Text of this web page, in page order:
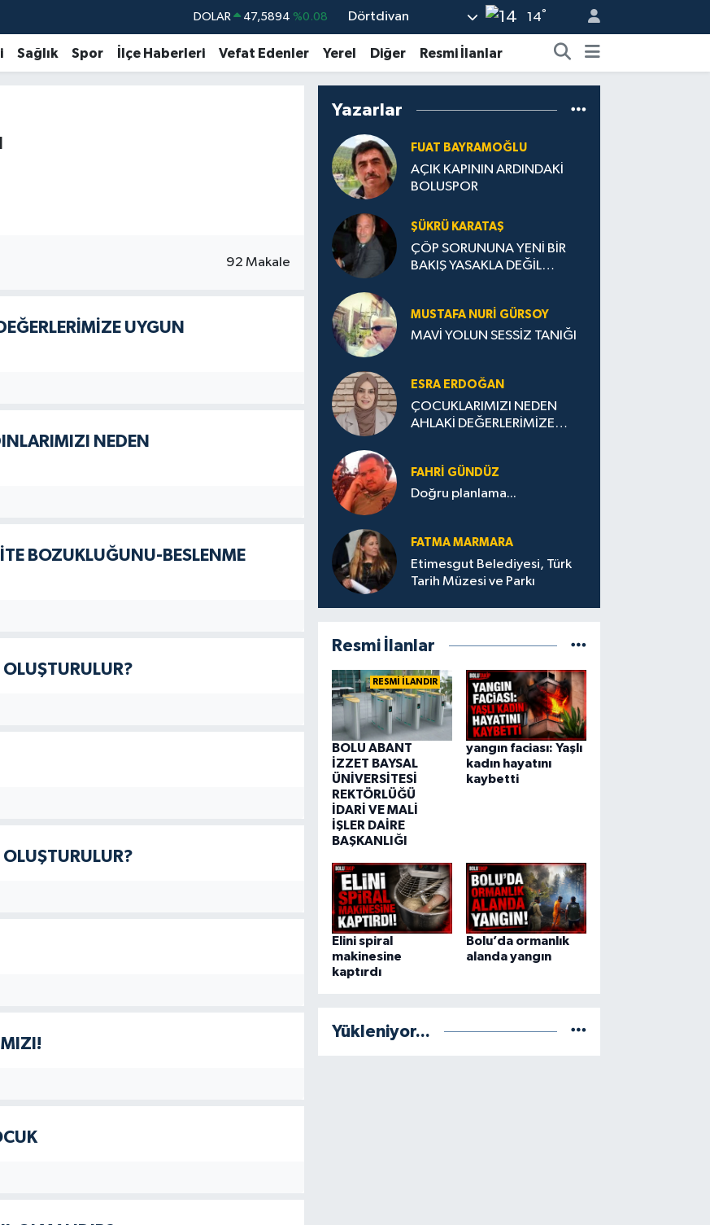
DOLAR 47,5894 %0.08
EURO 55,0398 %-0.02
STERLİN 64,1581 %0.16
Dörtdivan 14°
Sağlık Spor İlçe Haberleri Vefat Edenler Yerel Diğer Resmi İlanlar
92 Makale
UYGUN
NEDEN
BOZUKLUĞUNU-BESLENME
Yazarlar
FUAT BAYRAMOĞLU
AÇIK KAPININ ARDINDAKİ
BOLUSPOR
ŞÜKRÜ KARATAŞ
ÇÖP SORUNUNA YENİ BİR
BAKIŞ YASAKLA DEĞİL
MUSTAFA NURI GÜRSOY
MAVİ YOLUN SESSİZ TANIĞI
ESRA ERDOĞAN
ÇOCUKLARIMIZI NEDEN
AHLAKİ DEĞERLERİMİZE
FAHRI GÜNDÜZ
Doğru planlama...
FATMA MARMARA
Etimesgut Belediyesi, Türk
Tarih Müzesi ve Parkı
Resmi İlanlar
RESMİ İLANDIR
BOLU ABANT
İZZET BAYSAL
ÜNİVERSİTESİ
REKTÖRLÜĞÜ
İDARİ VE MALİ
İŞLER DAİRE
BAŞKANLIĞI
yangın faciası: Yaşlı
kadın hayatını
kaybetti
Elini spiral
makinesine
kaptırdı
Bolu’da ormanlık
alanda yangın
Yükleniyor...